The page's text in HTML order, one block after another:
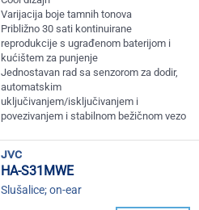
Varijacija boje tamnih tonova
Približno 30 sati kontinuirane
reprodukcije s ugrađenom baterijom i
kućištem za punjenje
Jednostavan rad sa senzorom za dodir,
automatskim
uključivanjem/isključivanjem i
povezivanjem i stabilnom bežičnom vezo
jvc
HA-S31MWE
Slušalice; on-ear